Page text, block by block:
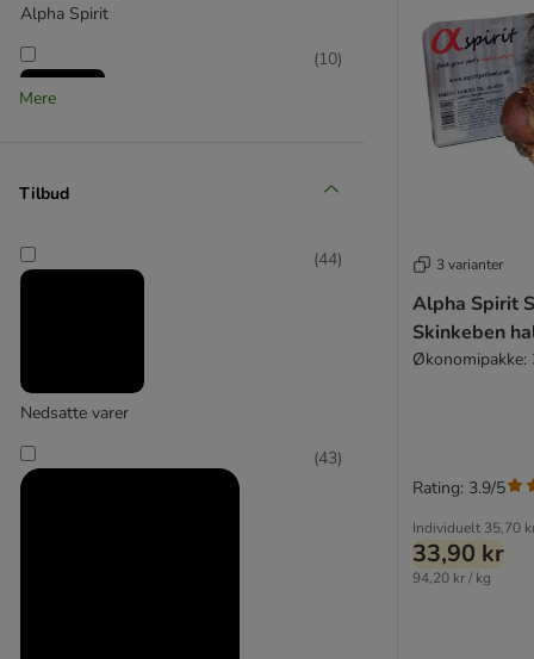
BugBell
Caniland
Chewies
Crave
George & Bobs
Alpha Spirit
(10)
briantos
Mere
Tilbud
Nedsatte varer
(44)
(43)
3 varianter
Alpha Spirit
Skinkeben
Økonomipakke:
Individuelt 35,70
33,90 kr
94,20 kr / kg
Rating: 3.9/5